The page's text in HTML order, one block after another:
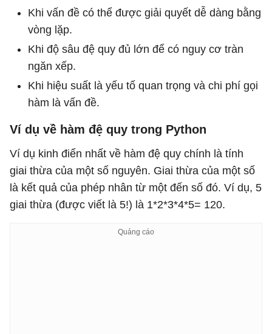
Khi vấn đề có thể được giải quyết dễ dàng bằng
vòng lặp.
Khi độ sâu đệ quy đủ lớn để có nguy cơ tràn
ngăn xếp.
Khi hiệu suất là yếu tố quan trọng và chi phí gọi
hàm là vấn đề.
Ví dụ về hàm đệ quy trong Python
Ví dụ kinh điển nhất về hàm đệ quy chính là tính
giai thừa của một số nguyên. Giai thừa của một số
là kết quả của phép nhân từ một đến số đó. Ví dụ, 5
giai thừa (được viết là 5!) là 1*2*3*4*5= 120.